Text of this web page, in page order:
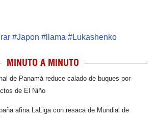
#Japon # llama #Lukashenko
MINUTO A MINUTO
de Panamá reduce calado de buques por
de El Niño
afina LaLiga con resaca de Mundial de